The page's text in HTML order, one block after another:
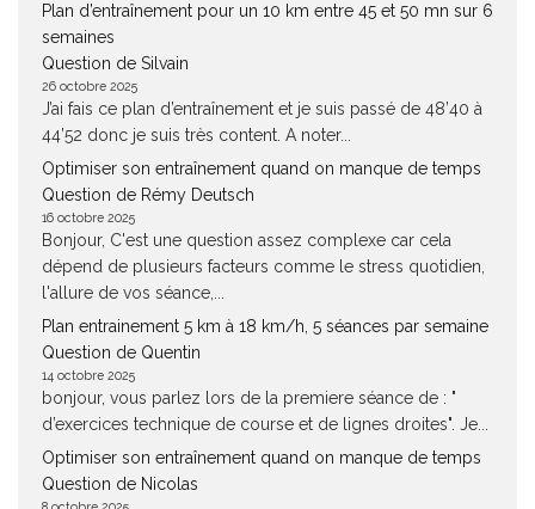
Plan d’entraînement pour un 10 km entre 45 et 50 mn sur 6
semaines
Question de Silvain
26 octobre 2025
J’ai fais ce plan d’entraînement et je suis passé de 48’40 à
44’52 donc je suis très content. A noter...
Optimiser son entraînement quand on manque de temps
Question de Rémy Deutsch
16 octobre 2025
Bonjour, C'est une question assez complexe car cela
dépend de plusieurs facteurs comme le stress quotidien,
l'allure de vos séance,...
Plan entrainement 5 km à 18 km/h, 5 séances par semaine
Question de Quentin
14 octobre 2025
bonjour, vous parlez lors de la premiere séance de : "
d’exercices technique de course et de lignes droites". Je...
Optimiser son entraînement quand on manque de temps
Question de Nicolas